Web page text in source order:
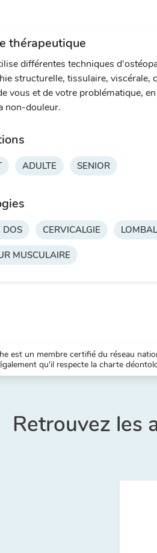
thérapeutique
différentes techniques
structurelle, tissulaire, viscérale,
vous et de votre problématique,
non-douleur.
ADULTE SENIOR
DOS CERVICALGIE
MUSCULAIRE
est un membre certifié du réseau
qu'il respecte la charte
Retrouvez les